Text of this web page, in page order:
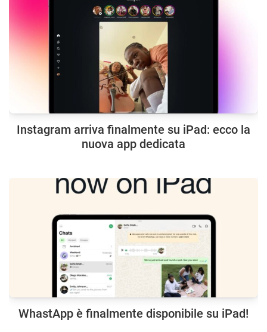
Instagram arriva finalmente su iPad: ecco la
nuova app dedicata
WhastApp è finalmente disponibile su iPad!